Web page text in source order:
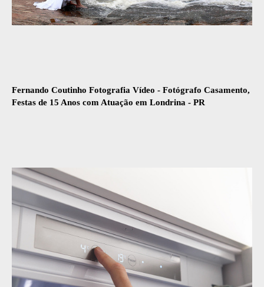
Fernando Coutinho Fotografia Vídeo - Fotógrafo Casamento,
Festas de 15 Anos com Atuação em Londrina - PR